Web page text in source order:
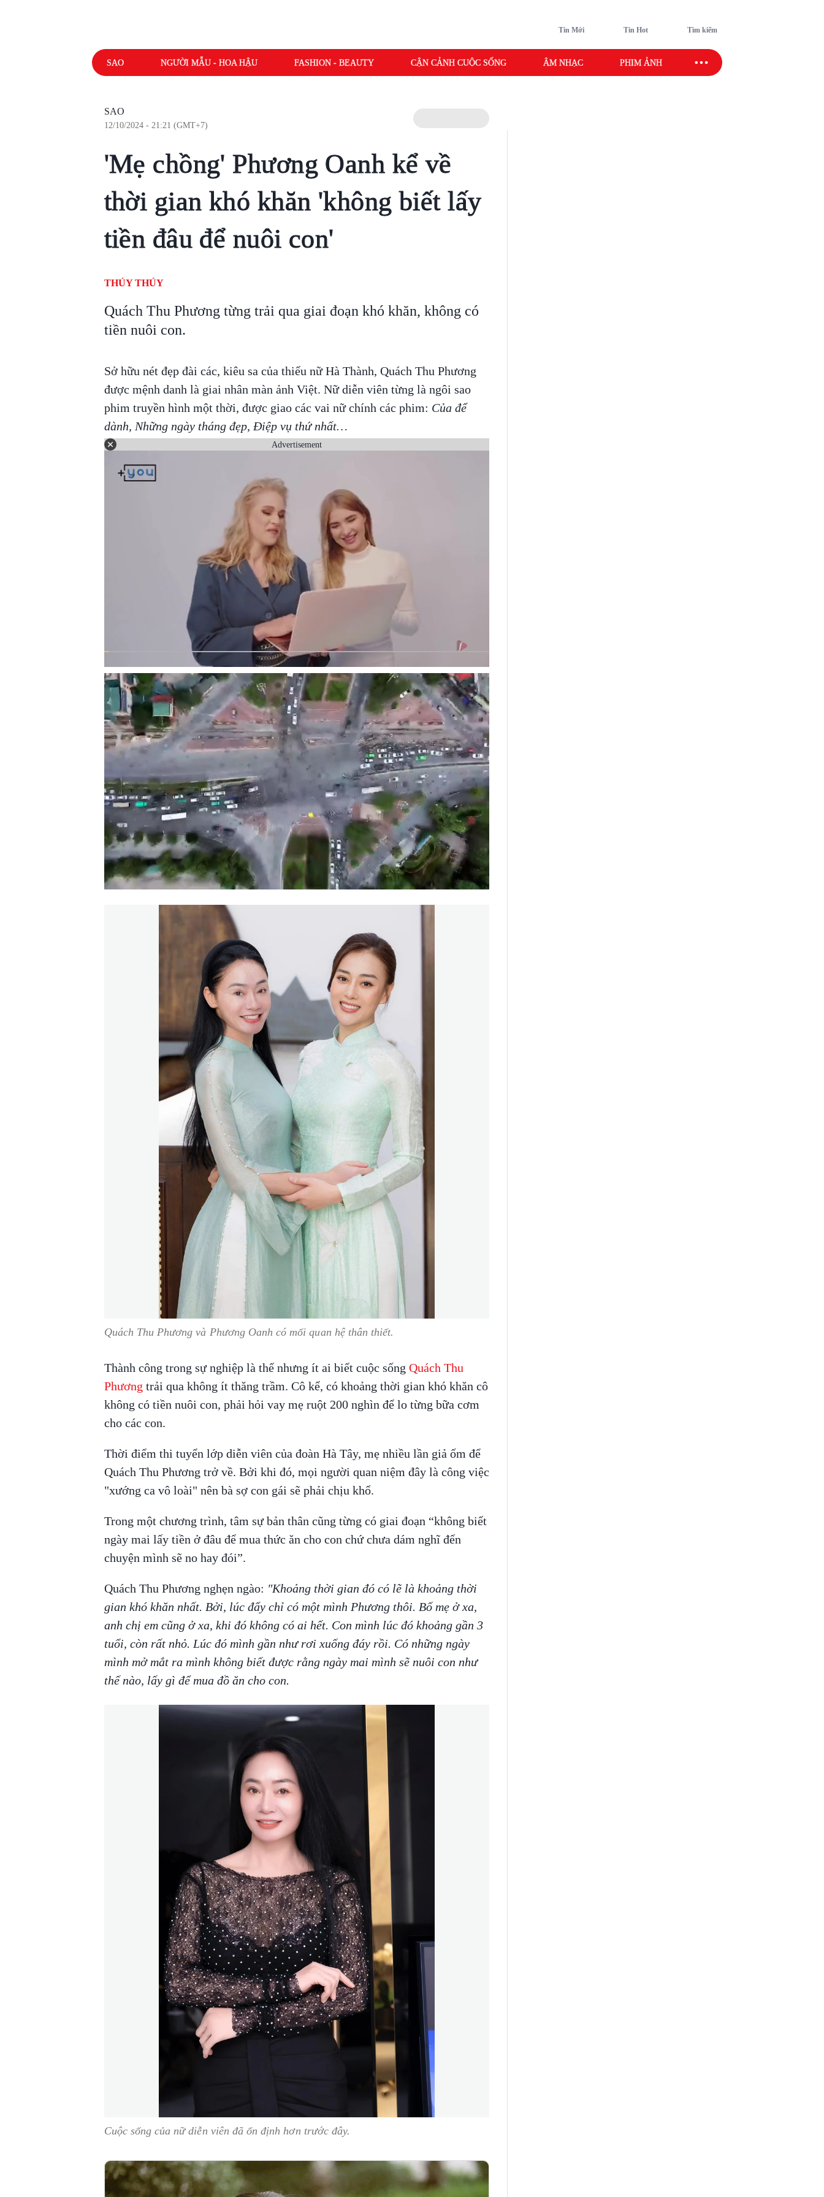
Tin Mới Tin Hot Tìm kiếm
SAO NGƯỜI MẪU - HOA HẬU FASHION - BEAUTY CẬN CẢNH CUỘC SỐNG ÂM NHẠC PHIM ẢNH SAO SPORT
SAO
12/10/2024 - 21:21 (GMT+7)
'Mẹ chồng' Phương Oanh kể về
thời gian khó khăn 'không biết lấy
tiền đâu để nuôi con'
THÚY THÚY
Quách Thu Phương từng trải qua giai đoạn khó khăn, không có
tiền nuôi con.
Sở hữu nét đẹp đài các, kiêu sa của thiếu nữ Hà Thành, Quách Thu Phương
được mệnh danh là giai nhân màn ảnh Việt. Nữ diễn viên từng là ngôi sao
phim truyền hình một thời, được giao các vai nữ chính các phim: Của để
dành, Những ngày tháng đẹp, Điệp vụ thứ nhất…
Advertisement
Quách Thu Phương và Phương Oanh có mối quan hệ thân thiết.
Thành công trong sự nghiệp là thế nhưng ít ai biết cuộc sống Quách Thu
Phương trải qua không ít thăng trầm. Cô kể, có khoảng thời gian khó khăn cô
không có tiền nuôi con, phải hỏi vay mẹ ruột 200 nghìn để lo từng bữa cơm
cho các con.
Thời điểm thi tuyển lớp diễn viên của đoàn Hà Tây, mẹ nhiều lần giả ốm để
Quách Thu Phương trở về. Bởi khi đó, mọi người quan niệm đây là công việc
"xướng ca vô loài" nên bà sợ con gái sẽ phải chịu khổ.
Trong một chương trình, tâm sự bản thân cũng từng có giai đoạn “không biết
ngày mai lấy tiền ở đâu để mua thức ăn cho con chứ chưa dám nghĩ đến
chuyện mình sẽ no hay đói”.
Quách Thu Phương nghẹn ngào: "Khoảng thời gian đó có lẽ là khoảng thời
gian khó khăn nhất. Bởi, lúc đấy chỉ có một mình Phương thôi. Bố mẹ ở xa,
anh chị em cũng ở xa, khi đó không có ai hết. Con mình lúc đó khoảng gần 3
tuổi, còn rất nhỏ. Lúc đó mình gần như rơi xuống đáy rồi. Có những ngày
mình mở mắt ra mình không biết được rằng ngày mai mình sẽ nuôi con như
thế nào, lấy gì để mua đồ ăn cho con.
Cuộc sống của nữ diễn viên đã ổn định hơn trước đây.